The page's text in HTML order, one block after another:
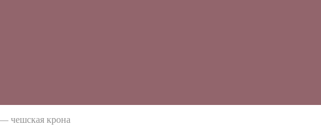
чешская крона